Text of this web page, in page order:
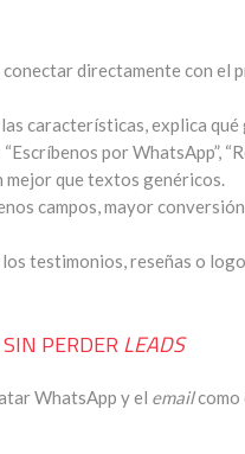
directamente con el
características, explica
por WhatsApp”,
mejor que textos genéricos.
campos, mayor
testimonios, reseñas o
SIN PERDER LEADS
WhatsApp y el emailcomo